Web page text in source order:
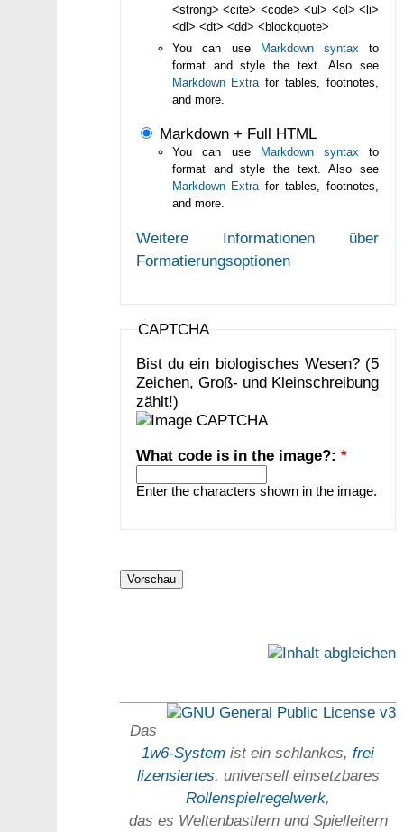
<strong> <cite> <code> <ul> <ol> <li>
<dl> <dt> <dd> <blockquote>
You can use
Markdown syntax to
format and style the text. Also see
Markdown Extrafor tables, footnotes,
and more.
Markdown + Full HTML
You can use Markdown syntax to
format and style the text. Also see
Markdown Extra for tables, footnotes,
and more.
Weitere Informationen über
Formatierungsoptionen
CAPTCHA
Bist du ein biologisches Wesen? (5
Zeichen, Groß- und Kleinschreibung
zählt!)
What code is in the image?:*
Enter the characters shown in the image.
Das
1w6-System ist ein schlankes,frei
lizensiertes, universell einsetz­bares
Rollen­spielregel­werk,
das es Welten­bastlern und Spiel­leitern